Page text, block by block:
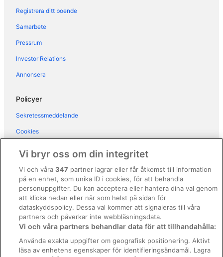
Hotell i Lucca
Hotell i Pisa
Hotell i San Giuliano Terme
Hotell i Taccino
Hotell i Vicopisano
Hotell i Vorno
Hotell i Lucca
Hotell i Luccas historiska centrum
Hotell i närheten av Lutande tornet
Hotell i Pisa
Lägenhetsresorter i Pisa
Registrera ditt boende
Samarbete
Pressrum
Investor Relations
Annonsera
Policyer
Sekretessmeddelande
Cookies
Regler och villkor för Vrbo
Tillgänglighetsanpassning
Juridisk information/Kontakta oss
Riktlinjer för innehåll och anmäla innehåll
Hjälp
Vi bryr oss om din integritet
Vi och våra347 partner lagrar eller får åtkomst till information
på en enhet, som unika ID i cookies, för att behandla
personuppgifter. Du kan acceptera eller hantera dina val genom
att klicka nedan eller när som helst på sidan för
dataskyddspolicy. Dessa val kommer att signaleras till våra
partners och påverkar inte webbläsningsdata.
Vi och våra partners behandlar data för att tillhandahålla:
Använda exakta uppgifter om geografisk positionering. Aktivt
läsa av enhetens egenskaper för identifieringsändamål. Lagra